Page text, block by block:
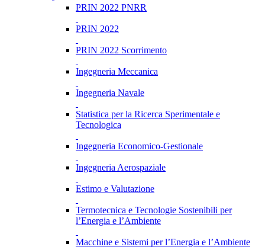
PRIN 2022 PNRR
PRIN 2022
PRIN 2022 Scorrimento
Ingegneria Meccanica
Ingegneria Navale
Statistica per la Ricerca Sperimentale e
Tecnologica
Ingegneria Economico-Gestionale
Ingegneria Aerospaziale
Estimo e Valutazione
Termotecnica e Tecnologie Sostenibili per
l’Energia e l’Ambiente
Macchine e Sistemi per l’Energia e l’Ambiente